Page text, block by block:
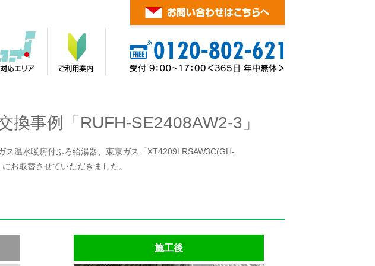
換事例「RUFH-SE2408AW2-3」
温水暖房付ふろ給湯器、東京ガス「XT4209LRSAW3C(GH-
お取替させていただきました。
施工後